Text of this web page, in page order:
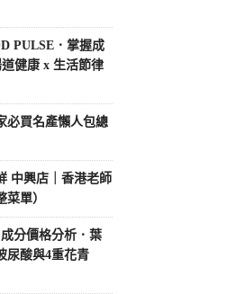
PULSE．掌握成
健康 x 生活節律
必買名產懶人包總
中興店｜香港老師
單）
分價格分析．葉
尿酸與4重花青